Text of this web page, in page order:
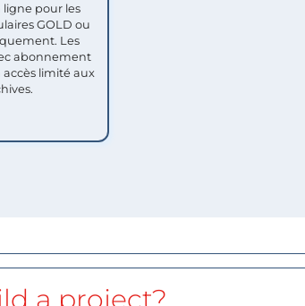
ligne pour les
GOLD ou
Les
abonnement
limité aux
a project?